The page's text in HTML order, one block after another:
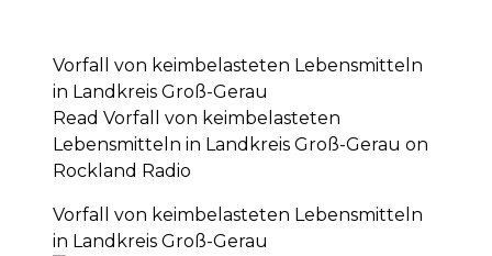
Vorfall von keimbelasteten Lebensmitteln
in Landkreis Groß-Gerau
Read Vorfall von keimbelasteten
Lebensmitteln in Landkreis Groß-Gerau on
Rockland Radio
Vorfall von keimbelasteten Lebensmitteln
in Landkreis Groß-Gerau